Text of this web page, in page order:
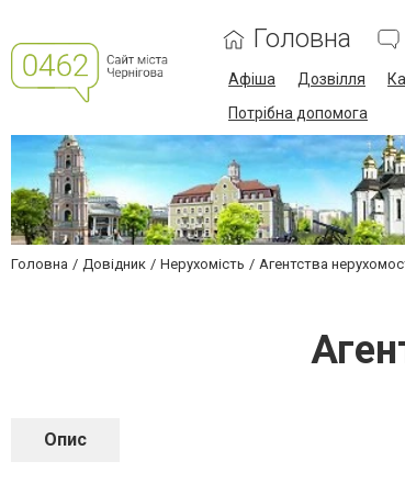
Головна
Афіша Дозвілля
Потрібна допомога
Головна Довідник Нерухомість Агентства
Опис